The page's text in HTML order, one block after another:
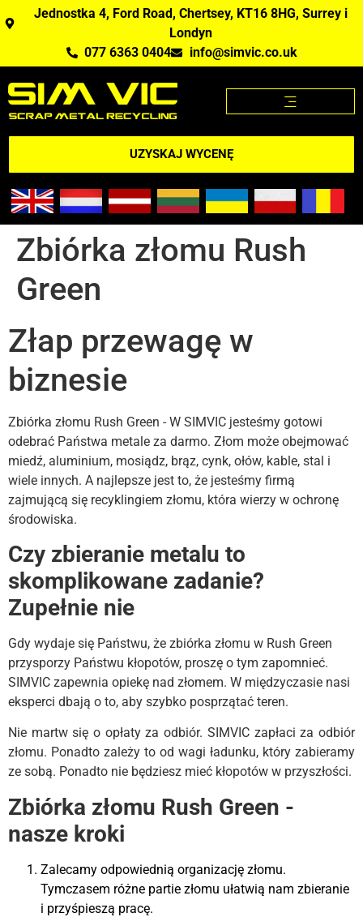
Jednostka 4, Ford Road, Chertsey, KT16 8HG, Surrey i
Londyn
077 6363 0404
info@simvic.co.uk
UZYSKAJ WYCENĘ
Zbiórka złomu Rush
Green
Złap przewagę w
biznesie
Zbiórka złomu Rush Green - W SIMVIC jesteśmy gotowi
odebrać Państwa metale za darmo. Złom może obejmować
miedź, aluminium, mosiądz, brąz, cynk, ołów, kable, stal i
wiele innych. A najlepsze jest to, że jesteśmy firmą
zajmującą się recyklingiem złomu, która wierzy w ochronę
środowiska.
Czy zbieranie metalu to
skomplikowane zadanie?
Zupełnie nie
Gdy wydaje się Państwu, że zbiórka złomu w Rush Green
przysporzy Państwu kłopotów, proszę o tym zapomnieć.
SIMVIC zapewnia opiekę nad złomem. W międzyczasie nasi
eksperci dbają o to, aby szybko posprzątać teren.
Nie martw się o opłaty za odbiór. SIMVIC zapłaci za odbiór
złomu. Ponadto zależy to od wagi ładunku, który zabieramy
ze sobą. Ponadto nie będziesz mieć kłopotów w przyszłości.
Zbiórka złomu Rush Green -
nasze kroki
Zalecamy odpowiednią organizację złomu.
Tymczasem różne partie złomu ułatwią nam zbieranie
i przyśpieszą pracę.